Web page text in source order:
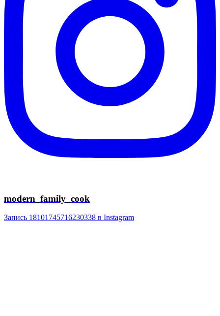
modern_family_cook
Запись 18101745716230338 в Instagram